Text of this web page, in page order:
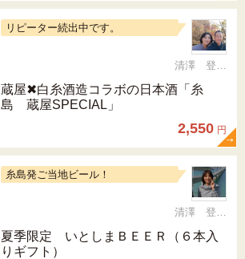
リピーター続出中です。
清澤 登希子
蔵屋✖白糸酒造コラボの日本酒「糸
島 蔵屋SPECIAL」
2,550 円
糸島発ご当地ビール！
清澤 登希子
夏季限定 いとしまＢＥＥＲ（６本入
りギフト）